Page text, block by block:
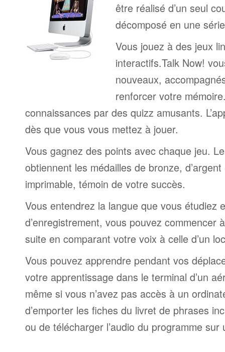
être réalisé d’un seul
décomposé en une
Vous jouez à des jeux
interactifs.Talk Now!
nouveaux,
renforcer votre
connaissances par des quizz amusants.
dès que vous vous mettez à jouer.
Vous gagnez des points avec chaque jeu.
obtiennent les médailles de bronze,
imprimable, témoin de votre succès.
Vous entendrez la langue que vous étudiez
d’enregistrement, vous pouvez commencer
suite en comparant votre voix à celle d’un
Vous pouvez apprendre pendant vos
votre apprentissage dans le terminal d’un
même si vous n’avez pas accès à un
d’emporter les fiches du livret de phrases
ou de télécharger l’audio du programme sur